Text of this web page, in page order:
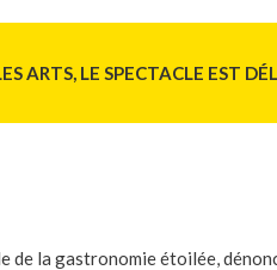
LE SPECTACLE EST
de la gastronomie étoilée,